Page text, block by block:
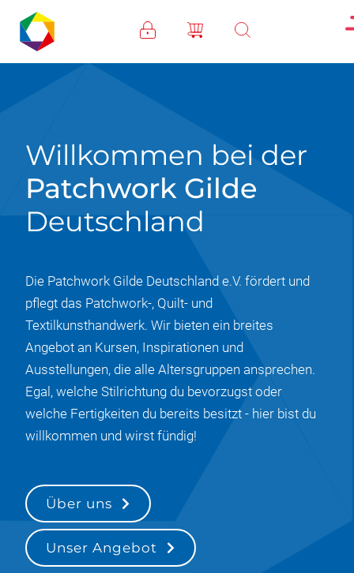
Direkt zum Inhalt
Willkommen bei der
Patchwork Gilde
Deutschland
Die Patchwork Gilde Deutschland e.V. fördert und
pflegt das Patchwork-, Quilt- und
Textilkunsthandwerk. Wir bieten ein breites
Angebot an Kursen, Inspirationen und
Ausstellungen, die alle Altersgruppen ansprechen.
Egal, welche Stilrichtung du bevorzugst oder
welche Fertigkeiten du bereits besitzt - hier bist du
willkommen und wirst fündig!
Über uns
Unser Angebot